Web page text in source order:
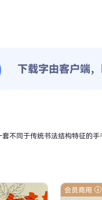
下载字由客户端
不同于传统书法结构特征的
会员商用